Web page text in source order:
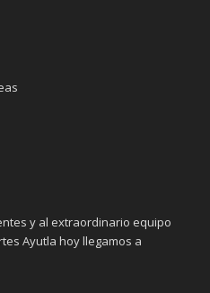
y al extraordinario equipo
Ayutla hoy llegamos a